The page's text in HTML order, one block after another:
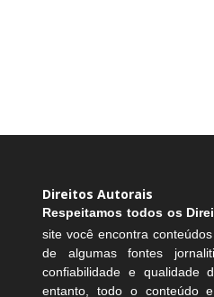
Direitos Autorais
Respeitamos todos os
site você encontra
de algumas fontes
confiabilidade e qualidade
entanto, todo o conteúdo